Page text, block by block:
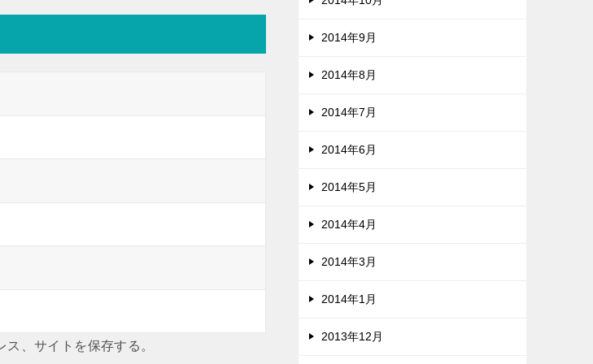
、サイトを保存する。
2014年9月
2014年8月
2014年7月
2014年6月
2014年5月
2014年4月
2014年3月
2014年1月
2013年12月